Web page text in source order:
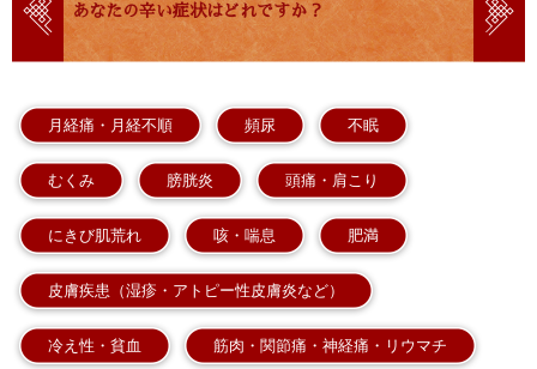
あなたの辛い症状はどれですか？
月経痛・月経不順 頻尿 不眠
むくみ 膀胱炎 頭痛・肩こり
にきび肌荒れ 咳・喘息 肥満
皮膚疾患（湿疹・アトピー性皮膚炎など）
冷え性・貧血 筋肉・関節痛・神経痛・リウマチ